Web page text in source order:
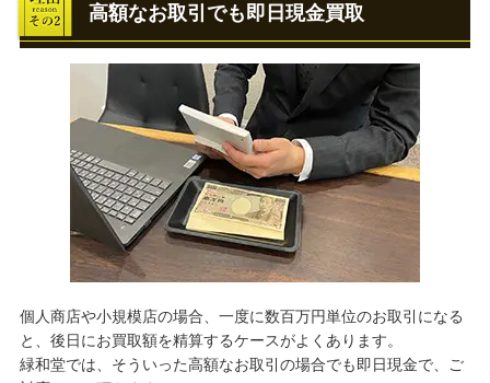
高額なお取引でも即日現金買取
個人商店や小規模店の場合、一度に数百万円単位のお取引になる
と、後日にお買取額を精算するケースがよくあります。
緑和堂では、そういった高額なお取引の場合でも即日現金で、ご